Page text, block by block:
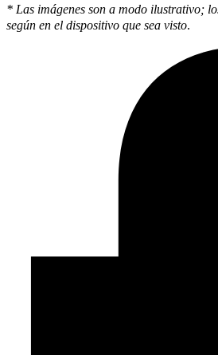
* Las imágenes son a modo ilustrativo;
según en el dispositivo que sea visto.